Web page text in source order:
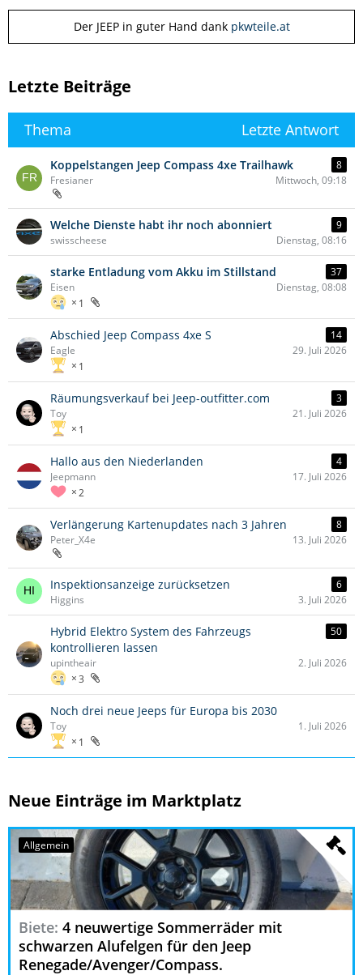
Der JEEP in guter Hand dank pkwteile.at
Letzte Beiträge
Thema Letzte Antwort
Koppelstangen Jeep Compass 4xe Trailhawk
8
Fresianer
Mittwoch, 09:18
Welche Dienste habt ihr noch abonniert
9
swisscheese
Dienstag, 08:16
starke Entladung vom Akku im Stillstand 37
1
Eisen Dienstag, 08:08
Abschied Jeep Compass 4xe S 14
1
Eagle 29. Juli 2026
Räumungsverkauf bei Jeep-outfitter.com 3
1
Toy 21. Juli 2026
Hallo aus den Niederlanden 4
2
Jeepmann 17. Juli 2026
Verlängerung Kartenupdates nach 3 Jahren
8
Peter_X4e
13. Juli 2026
Inspektionsanzeige zurücksetzen
6
Higgins
3. Juli 2026
Hybrid Elektro System des Fahrzeugs
kontrollieren lassen
50
3
upintheair 2. Juli 2026
Noch drei neue Jeeps für Europa bis 2030
1
Toy 1. Juli 2026
Neue Einträge im Marktplatz
Allgemein
Biete 4 neuwertige Sommerräder mit
schwarzen Alufelgen für den Jeep
Renegade/Avenger/Compass.